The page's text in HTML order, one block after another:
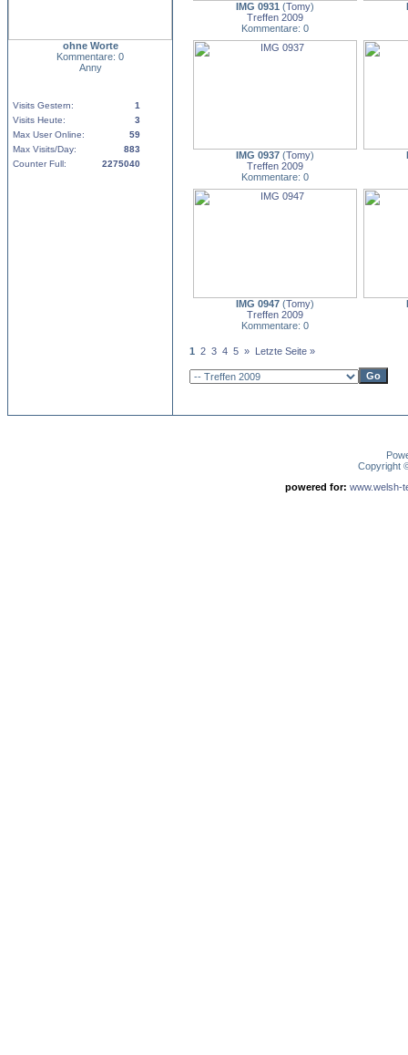
ohne Worte
Kommentare: 0
Anny
Visits Gestern:
1
Visits Heute:
3
Max User Online:
59
Max Visits/Day:
883
Counter Full:
2275040
IMG 0931 (Tomy)
Treffen 2009
Kommentare: 0
IMG 0937 (Tomy)
Treffen 2009
Kommentare: 0
IMG 0947 (Tomy)
Treffen 2009
Kommentare: 0
1 2 3 4 5 » Letzte Seite »
Copyright
powered for: www.welsh-